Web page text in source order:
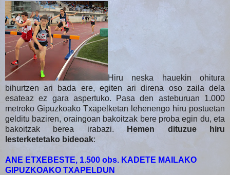
Hiru neska hauekin ohitura
bihurtzen ari bada ere, egiten ari direna oso zaila dela
esateaz ez gara aspertuko. Pasa den asteburuan 1.000
metroko Gipuzkoako Txapelketan lehenengo hiru postuetan
gelditu baziren, oraingoan bakoitzak bere proba egin du, eta
bakoitzak berea irabazi.
Hemen dituzue hiru
lesterketetako bideoak:
ANE ETXEBESTE, 1.500 obs. KADETE MAILAKO
GIPUZKOAKO TXAPELDUN